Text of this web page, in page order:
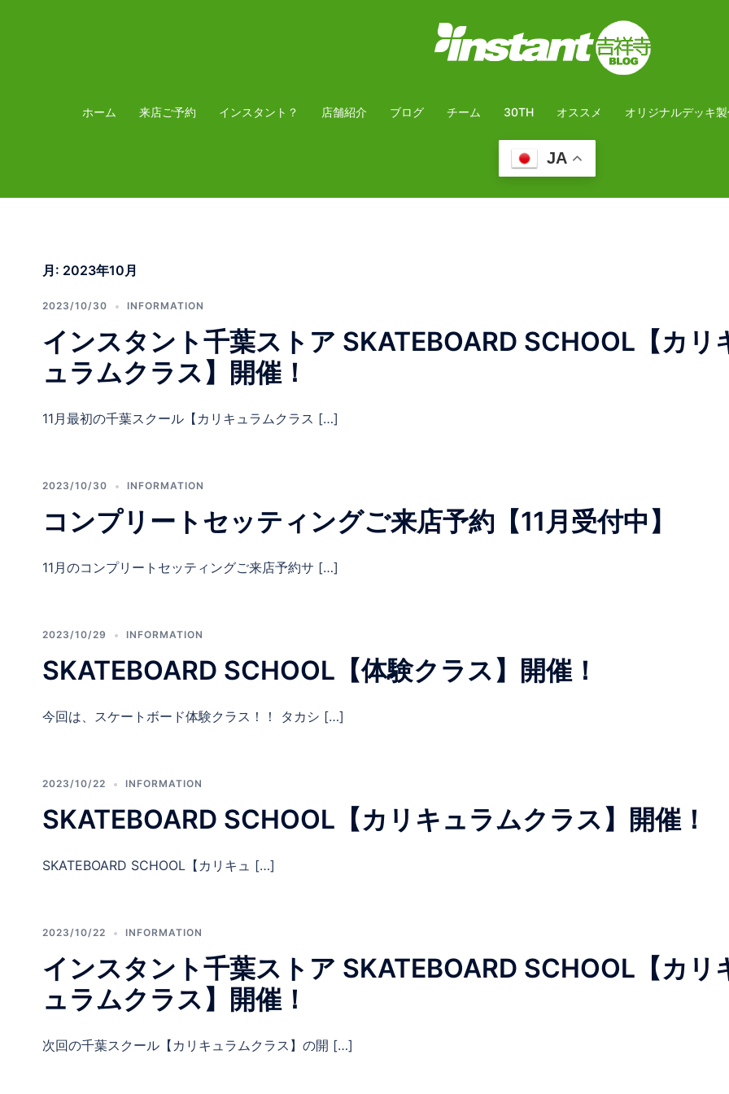
プ
ホーム 来店ご予約 インスタント？ 店舗紹介 ブログ チーム 30TH オススメ オリジナルデッキ
JA
月: 2023年10月
2023/10/30 INFORMATION
インスタント千葉ストア SKATEBOARD SCHOOL【カリ
ュラムクラス】開催！
11月最初の千葉スクール【カリキュラムクラス […]
2023/10/30 INFORMATION
コンプリートセッティングご来店予約【11月受付中】
11月のコンプリートセッティングご来店予約サ […]
2023/10/29 INFORMATION
SKATEBOARD SCHOOL【体験クラス】開催！
今回は、スケートボード体験クラス！！ タカシ […]
2023/10/22 INFORMATION
SKATEBOARD SCHOOL【カリキュラムクラス】開催！
SKATEBOARD SCHOOL【カリキュ […]
2023/10/22 INFORMATION
インスタント千葉ストア SKATEBOARD SCHOOL【カリ
ュラムクラス】開催！
次回の千葉スクール【カリキュラムクラス】の開 […]